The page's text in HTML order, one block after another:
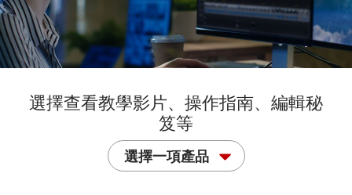
選擇查看教學影片、操作指南、編輯秘
笈等
選擇一項產品